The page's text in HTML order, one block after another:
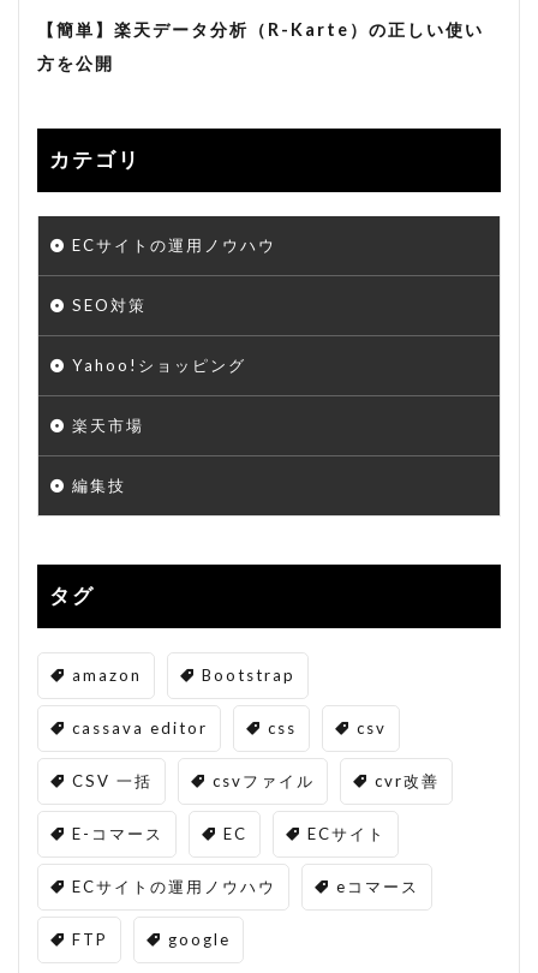
【簡単】楽天データ分析（R-Karte）の正しい使い
方を公開
カテゴリ
ECサイトの運用ノウハウ
SEO対策
Yahoo!ショッピング
楽天市場
編集技
タグ
amazon Bootstrap
cassava editor css csv
CSV 一括 csvファイル cvr改善
E-コマース EC ECサイト
ECサイトの運用ノウハウ eコマース
FTP google